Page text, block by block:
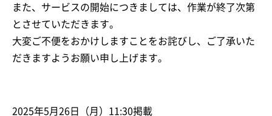
また、サービスの開始につきましては、作業が終了次第
とさせていただきます。
大変ご不便をおかけしますことをお詫びし、ご了承いた
だきますようお願い申し上げます。
2025年5月26日（月）11:30掲載